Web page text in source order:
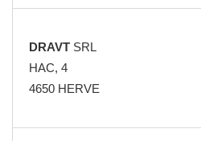
DRAVT SRL
HAC, 4
4650 HERVE